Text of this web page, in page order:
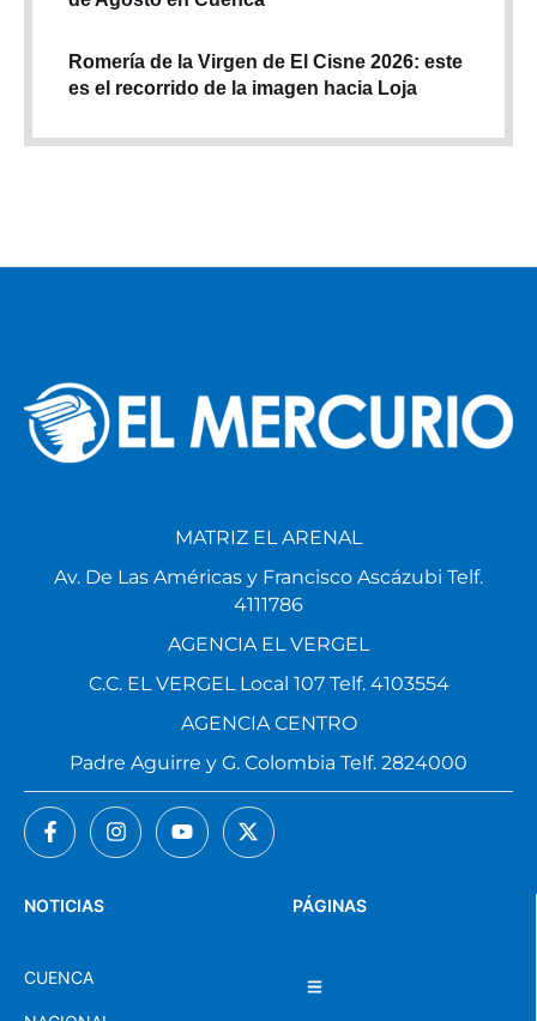
Romería de la Virgen de El Cisne 2026: este
es el recorrido de la imagen hacia Loja
PÁGINAS
NOTICIAS
CUENCA
MATRIZ EL ARENAL
Av. De Las Américas y Francisco Ascázubi Telf.
4111786
AGENCIA EL VERGEL
C.C. EL VERGEL Local 107 Telf. 4103554
AGENCIA CENTRO
Padre Aguirre y G. Colombia Telf. 2824000